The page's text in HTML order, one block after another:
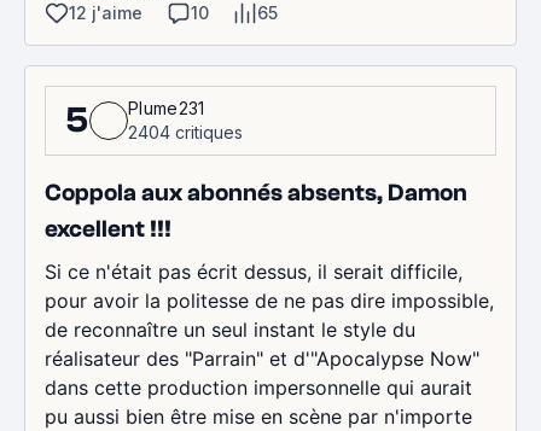
12 j'aime
10 65
5
Plume231
2404 critiques
Coppola aux abonnés absents, Damon
excellent !!!
Si ce n'était pas écrit dessus, il serait difficile,
pour avoir la politesse de ne pas dire impossible,
de reconnaître un seul instant le style du
réalisateur des "Parrain" et d'"Apocalypse Now"
dans cette production impersonnelle qui aurait
pu aussi bien être mise en scène par n'importe